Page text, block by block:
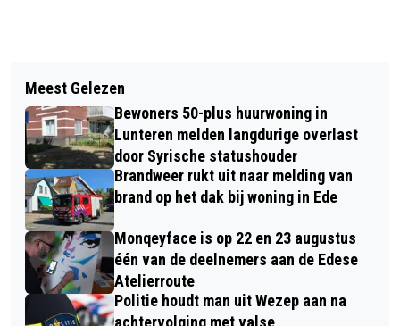
IN HET WEEKEND GEEN TREINEN
TUSSEN EDE-WAGENINGEN EN
STATION ARNHEM – HIERVOOR ZIJN
BUSSEN INGEZET
STEEKINCIDENT OF
GEWELDSINCIDENT IN EDE:
BLOEDSPOOR AANGETROFFEN IN
WINKELSTRAAT
Meest Gelezen
Bewoners 50-plus huurwoning in
Lunteren melden langdurige overlast
door Syrische statushouder
Brandweer rukt uit naar melding van
brand op het dak bij woning in Ede
Monqeyface is op 22 en 23 augustus
één van de deelnemers aan de Edese
Atelierroute
Politie houdt man uit Wezep aan na
achtervolging met valse